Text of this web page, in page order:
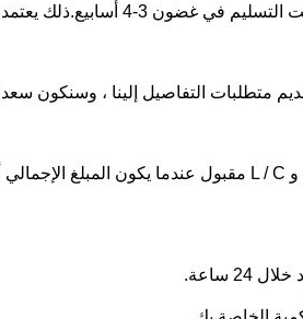
متطلبات التفاصيل إلينا ، وسنكون